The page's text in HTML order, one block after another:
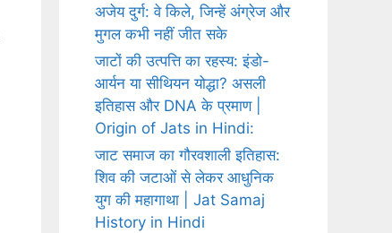
अजेय दुर्ग: वे किले, जिन्हें अंग्रेज और
मुगल कभी नहीं जीत सके
जाटों की उत्पत्ति का रहस्य: इंडो-
आर्यन या सीथियन योद्धा? असली
इतिहास और DNA के प्रमाण |
Origin of Jats in Hindi:
जाट समाज का गौरवशाली इतिहास:
शिव की जटाओं से लेकर आधुनिक
युग की महागाथा | Jat Samaj
History in Hindi